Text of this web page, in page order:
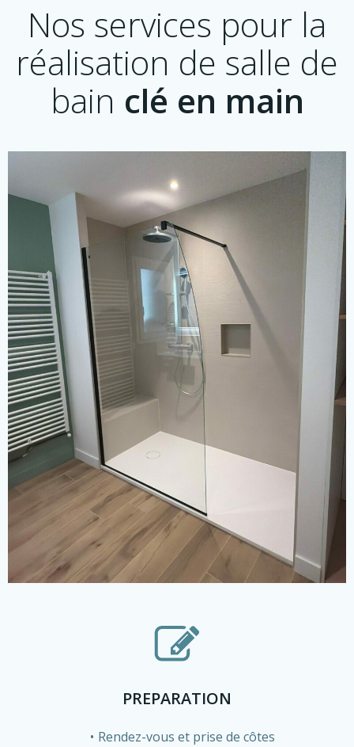
Nos services pour la
réalisation de salle de
bain clé en main
PREPARATION
Rendez-vous et prise de côtes